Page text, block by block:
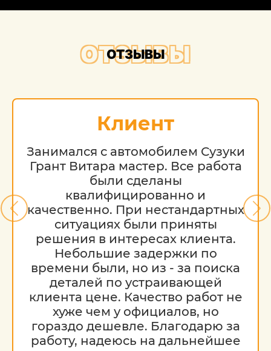
ОТЗЫВЫ
ОТЗЫВЫ
Клиент
Занимался с автомобилем Сузуки
Грант Витара мастер. Все работа
были сделаны
квалифицированно и
качественно. При нестандартных
ситуациях были приняты
решения в интересах клиента.
Небольшие задержки по
времени были, но из - за поиска
деталей по устраивающей
клиента цене. Качество работ не
хуже чем у официалов, но
гораздо дешевле. Благодарю за
работу, надеюсь на дальнейшее